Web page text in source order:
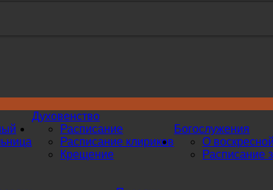
Духовенство
Богослужения
Расписание
Расписание клириков
Крещение
О
Расписание